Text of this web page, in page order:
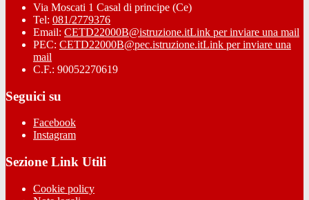
Via Moscati 1 Casal di principe (Ce)
Tel: 081/2779376
Email: CETD22000B@istruzione.itLink per inviare una mail
PEC: CETD22000B@pec.istruzione.itLink per inviare una
mail
C.F.: 90052270619
Seguici su
Facebook
Instagram
Sezione Link Utili
Cookie policy